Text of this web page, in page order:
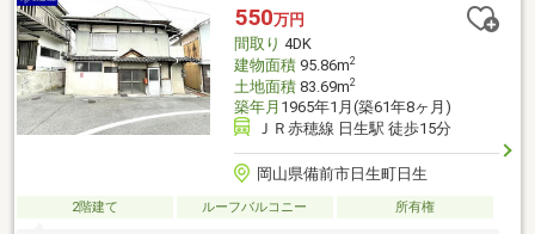
550万円
間取り 4DK
建物面積95.86m2
土地面積83.69m2
築年月 1965年1月(築61年8ヶ月)
ＪＲ赤穂線 日生駅 徒歩15分
岡山県備前市日生町日生
2階建て ルーフバルコニー 所有権